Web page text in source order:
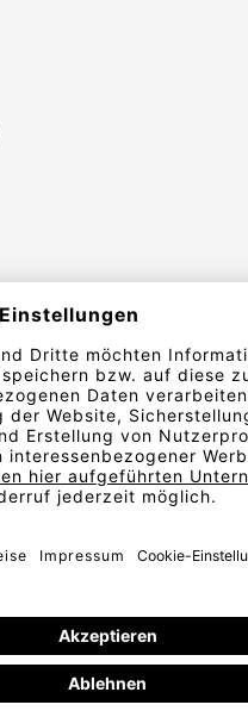
AGBWiderrufsbelehrung